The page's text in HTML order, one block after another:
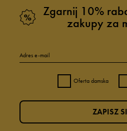
Zgarnij 10%
zakupy za
Adres e-mail
Oferta damska
ZAPISZ